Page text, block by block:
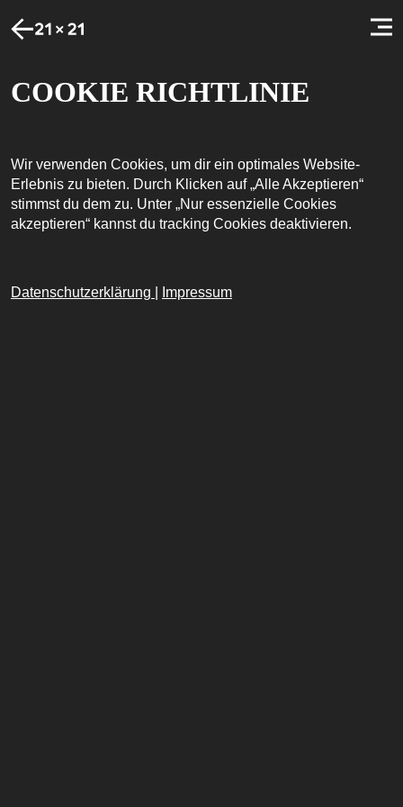
COOKIE RICHTLINIE
Wir verwenden Cookies, um dir ein optimales Website-
Erlebnis zu bieten. Durch Klicken auf „Alle Akzeptieren“
stimmst du dem zu. Unter „Nur essenzielle Cookies
akzeptieren“ kannst du tracking Cookies deaktivieren.
Datenschutzerklärung Impressum